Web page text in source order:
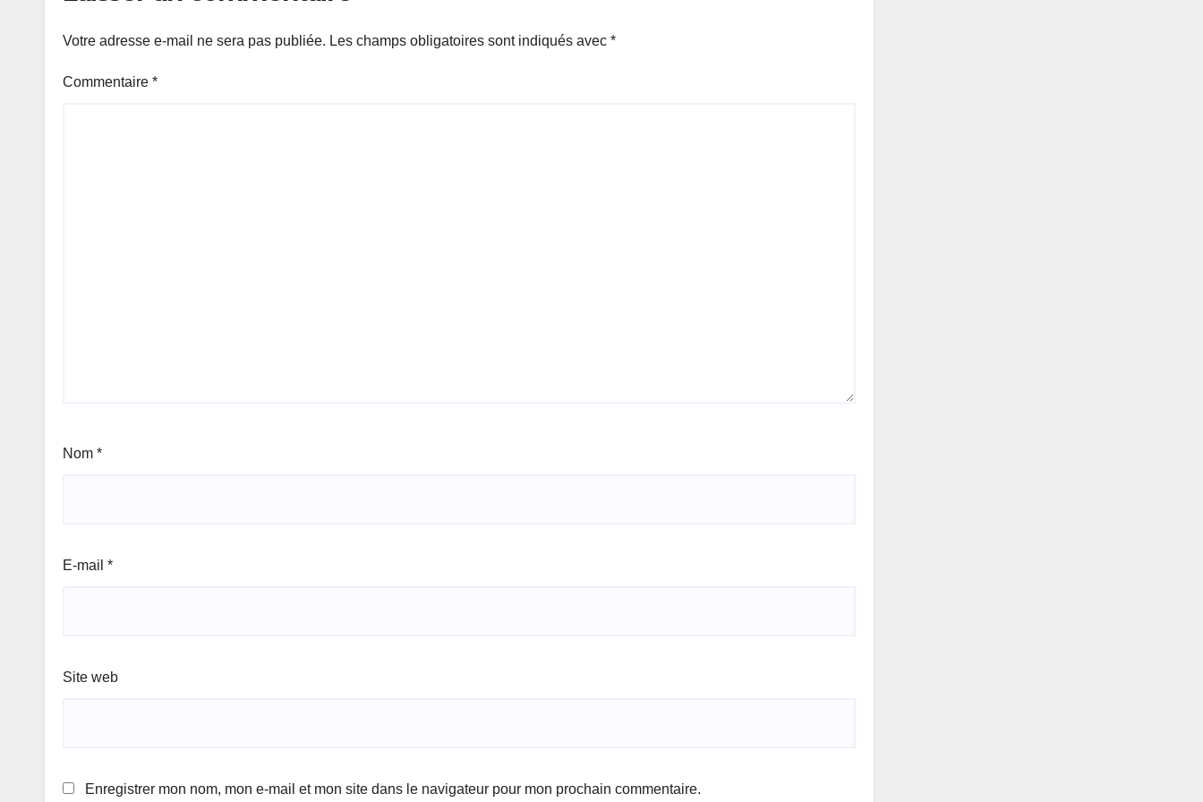
Votre adresse e-mail ne sera pas publiée. Les champs obligatoires sont indiqués avec *
Commentaire *
Nom *
E-mail *
Site web
Enregistrer mon nom, mon e-mail et mon site dans le navigateur pour mon prochain commentaire.